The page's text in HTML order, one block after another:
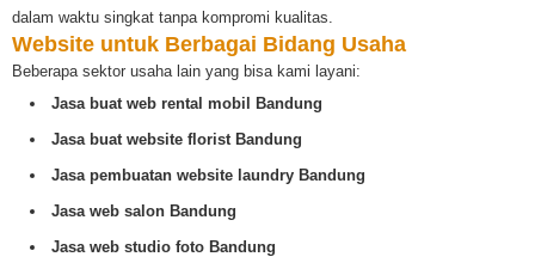
dalam waktu singkat tanpa kompromi kualitas.
Website untuk Berbagai Bidang Usaha
Beberapa sektor usaha lain yang bisa kami layani:
Jasa buat web rental mobil Bandung
Jasa buat website florist Bandung
Jasa pembuatan website laundry Bandung
Jasa web salon Bandung
Jasa web studio foto Bandung